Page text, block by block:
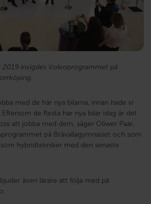
2019 invigdes Volvoprogrammet på
med de här nya bilarna, innan hade vi
de flesta har nya bilar idag är det
att jobba med dem, säger Oliwer Paar,
på Bråvallagymnasiet och som
hybridtekniker med den senaste
även lärare att följa med på